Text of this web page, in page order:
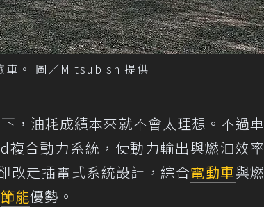
車。 圖／Mitsubishi提供
，油耗成績本來就不會太理想。不過車
複合動力系統，使動力輸出與燃油效率
改走插電式系統設計，綜合電動車與燃
節能優勢。